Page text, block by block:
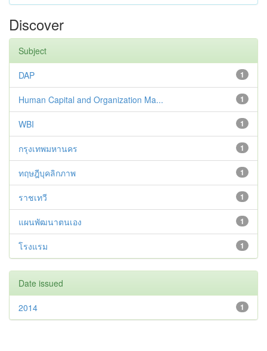
Discover
Subject
1
DAP
1
Human Capital and Organization Ma...
1
WBI
1
กรุงเทพมหานคร
1
ทฤษฎีบุคลิกภาพ
1
ราชเทวี
1
แผนพัฒนาตนเอง
1
โรงแรม
Date issued
1
2014